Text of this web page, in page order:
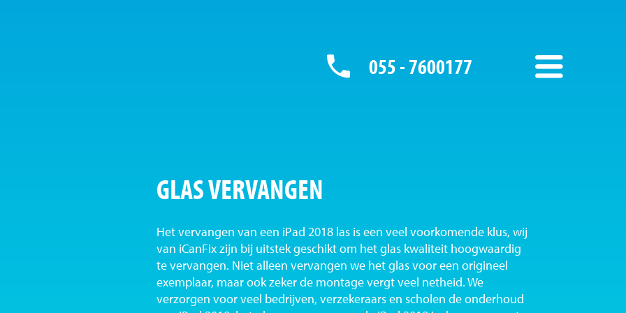
055 - 7600177
GLAS VERVANGEN
Het vervangen van een iPad 2018 las is een veel voorkomende klus, wij
van iCanFix zijn bij uitstek geschikt om het glas kwaliteit hoogwaardig
te vervangen. Niet alleen vervangen we het glas voor een origineel
exemplaar, maar ook zeker de montage vergt veel netheid. We
verzorgen voor veel bedrijven, verzekeraars en scholen de onderhoud